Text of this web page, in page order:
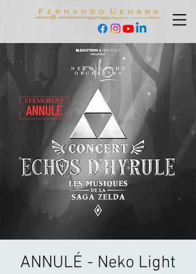
ANNULÉ - Neko Light